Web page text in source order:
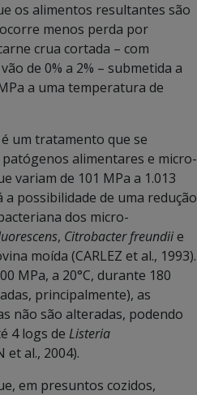
os alimentos resultantes são
menos perda por
crua cortada – com
de 0% a 2% – submetida a
a uma temperatura de
um tratamento que se
alimentares e micro-
variam de 101 MPa a 1.013
possibilidade de uma redução
dos micro-
, Citrobacter freundiie
moída (CARLEZ et al., 1993).
MPa, a 20°C, durante 180
principalmente), as
não são alteradas, podendo
4 logs de Listeria
et al., 2004).
em presuntos cozidos,